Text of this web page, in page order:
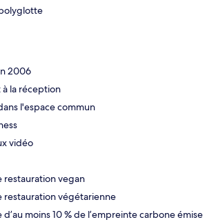
2006
la réception
l'espace commun
vidéo
restauration vegan
restauration végétarienne
moins 10 % de l’empreinte carbone émise